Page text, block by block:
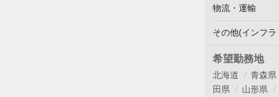
物流・運輸
その他(インフ
希望勤務地
北海道 青森県
田県
山形県